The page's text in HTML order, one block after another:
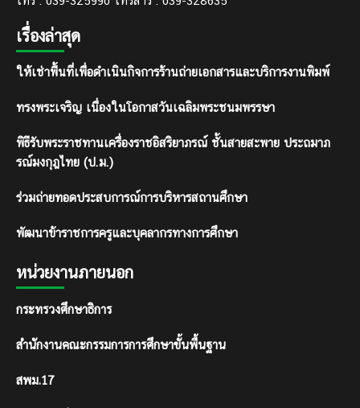
เรื่องล่าสุด
ให้เช่าพื้นที่เพื่อดำเนินกิจการร้านถ่ายเอกสารและบริการงานพิมพ์
ทรงพระเจริญ เนื่องในโอกาสวันเฉลิมพระชนมพรรษา
พิธีรับพระราชทานเครื่องราชอิสริยาภรณ์ ชั้นสายสะพาย ประถมาภ
รณ์มงกุฎไทย (ป.ม.)
ร่วมถ่ายทอดประสบการณ์การบริหารสถานศึกษา
พัฒนาข้าราชการครูและบุคลากรทางการศึกษา
หน่วยงานภายนอก
กระทรวงศึกษาธิการ
สำนักงานคณะกรรมการการศึกษาขั้นพื้นฐาน
สพม.17